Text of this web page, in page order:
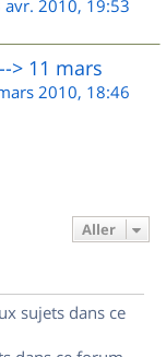
avr. 2010, 19:53
> 11 mars
2010, 18:46
Aller
sujets dans ce